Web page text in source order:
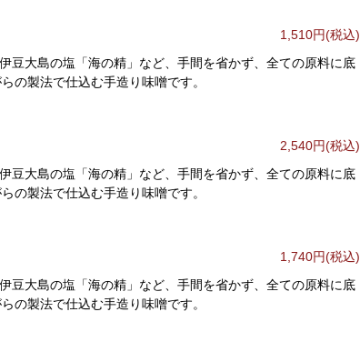
1,510円(税込)
豆大島の塩「海の精」など、手間を省かず、全ての原料に底
の製法で仕込む手造り味噌です。
2,540円(税込)
豆大島の塩「海の精」など、手間を省かず、全ての原料に底
の製法で仕込む手造り味噌です。
1,740円(税込)
豆大島の塩「海の精」など、手間を省かず、全ての原料に底
の製法で仕込む手造り味噌です。